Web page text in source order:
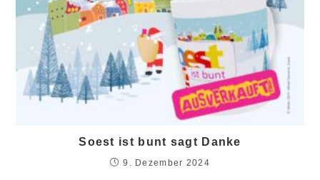
Soest ist bunt sagt Danke
9. Dezember 2024